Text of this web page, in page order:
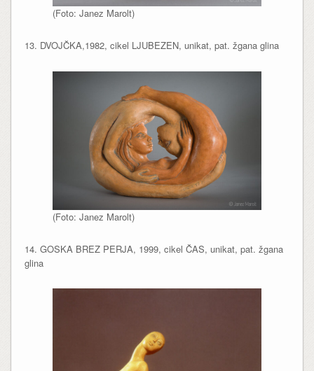
(Foto: Janez Marolt)
13. DVOJČKA,1982, cikel LJUBEZEN, unikat, pat. žgana glina
(Foto: Janez Marolt)
14. GOSKA BREZ PERJA, 1999, cikel ČAS, unikat, pat. žgana
glina